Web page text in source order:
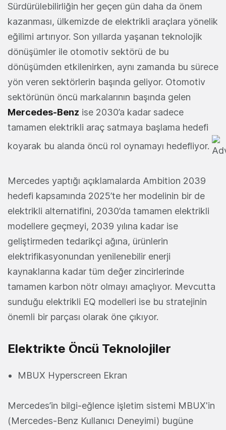
Sürdürülebilirliğin her geçen gün daha da önem
kazanması, ülkemizde de elektrikli araçlara yönelik
eğilimi artırıyor. Son yıllarda yaşanan teknolojik
dönüşümler ile otomotiv sektörü de bu
dönüşümden etkilenirken, aynı zamanda bu sürece
yön veren sektörlerin başında geliyor. Otomotiv
sektörünün öncü markalarının başında gelen
Mercedes-Benz ise 2030’a kadar sadece
tamamen elektrikli araç satmaya başlama hedefi
koyarak bu alanda öncü rol oynamayı hedefliyor.
Mercedes yaptığı açıklamalarda Ambition 2039
hedefi kapsamında 2025’te her modelinin bir de
elektrikli alternatifini, 2030’da tamamen elektrikli
modellere geçmeyi, 2039 yılına kadar ise
geliştirmeden tedarikçi ağına, ürünlerin
elektrifikasyonundan yenilenebilir enerji
kaynaklarına kadar tüm değer zincirlerinde
tamamen karbon nötr olmayı amaçlıyor. Mevcutta
sunduğu elektrikli EQ modelleri ise bu stratejinin
önemli bir parçası olarak öne çıkıyor.
Elektrikte Öncü Teknolojiler
MBUX Hyperscreen Ekran
Mercedes’in bilgi-eğlence işletim sistemi MBUX'in
(Mercedes-Benz Kullanıcı Deneyimi) bugüne